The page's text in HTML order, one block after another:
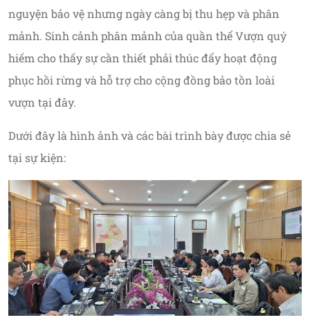
nguyện bảo vệ nhưng ngày càng bị thu hẹp và phân
mảnh. Sinh cảnh phân mảnh của quần thể Vượn quý
hiếm cho thấy sự cần thiết phải thúc đẩy hoạt động
phục hồi rừng và hỗ trợ cho cộng đồng bảo tồn loài
vượn tại đây.
Dưới đây là hình ảnh và các bài trình bày được chia sẻ
tại sự kiện: